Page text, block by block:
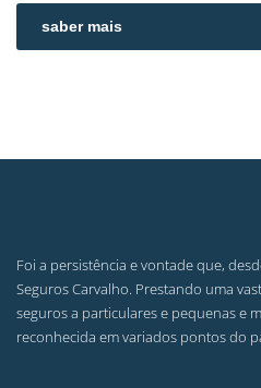
saber mais
Foi a persistência e vontade que,
Seguros Carvalho. Prestando uma
seguros a particulares e pequenas e
reconhecida em variados pontos do